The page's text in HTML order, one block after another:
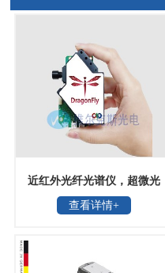
近红外光纤光谱仪，超微光
学
查看详情+